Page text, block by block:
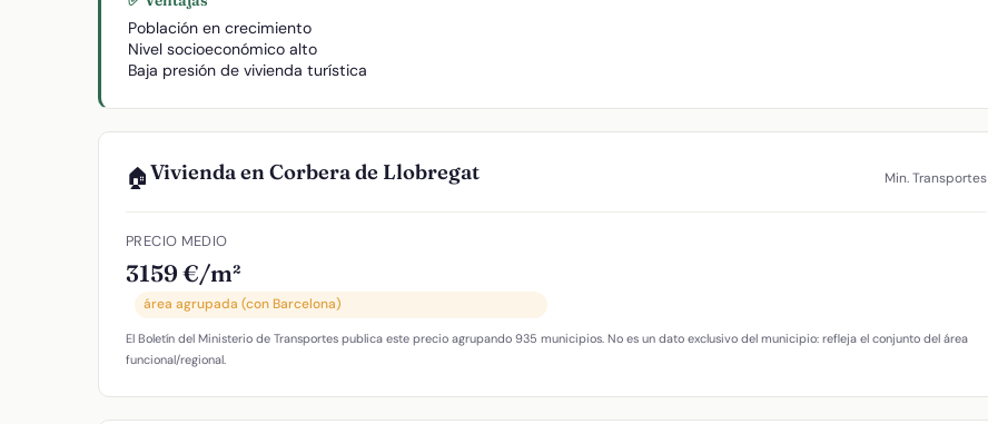
Población en crecimiento
Nivel socioeconómico alto
Baja presión de vivienda turística
🏠Vivienda en Corbera de Llobregat Min. Transportes
PRECIO MEDIO
3159 €/m²
área agrupada (con Barcelona)
El Boletín del Ministerio de Transportes publica este precio agrupando 935 municipios. No es un dato exclusivo del municipio: refleja el conjunto del área
funcional/regional.